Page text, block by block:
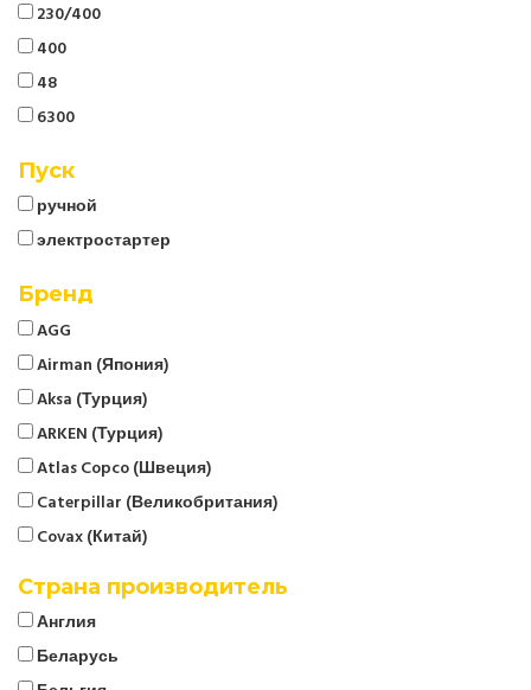
230/400
400
48
6300
Пуск
ручной
электростартер
Бренд
AGG
Airman (Япония)
Aksa (Турция)
ARKEN (Турция)
Atlas Copco (Швеция)
Caterpillar (Великобритания)
Covax (Китай)
Cummins (Великобритания)
Страна производитель
Англия
Беларусь